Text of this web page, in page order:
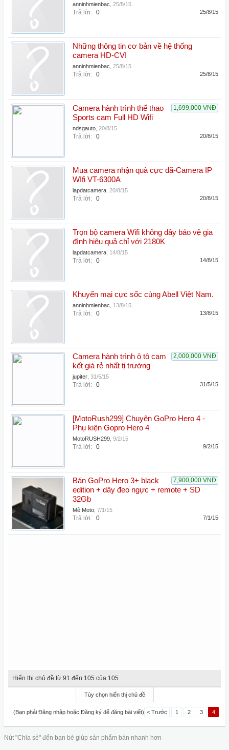
anninhmienbac 25/8/15
Trả lời: 0 25/8/15
Những thông tin cơ bản về hệ thống
camera HD-CVI
anninhmienbac 25/8/15
Trả lời: 0 25/8/15
1,699,000 VNĐ
Camera hành trình thể thao
Sports cam Full HD Wifi
ndsgauto 20/8/15
Trả lời: 0 20/8/15
Mua camera nhận quà cực đã-Camera IP
WIfi VT-6300A
lapdatcamera 20/8/15
Trả lời: 0 20/8/15
Trọn bộ camera Wifi không dây bảo vệ gia
đình hiệu quả chỉ với 2180K
lapdatcamera 14/8/15
Trả lời: 0 14/8/15
Khuyến mại cực sốc cùng Abell Việt Nam.
anninhmienbac 13/8/15
Trả lời: 0 13/8/15
2,000,000 VNĐ
Camera hành trình ô tô cam
kết giá rẻ nhất tị trường
jupiter 31/5/15
Trả lời: 0 31/5/15
[MotoRush299] Chuyên GoPro Hero 4 -
Phụ kiện Gopro Hero 4
MotoRUSH299 9/2/15
Trả lời: 0 9/2/15
7,900,000 VNĐ
Bán GoPro Hero 3+ black
edition + dây đeo ngực + remote + SD
32Gb
Mê Moto 7/1/15
Trả lời: 0 7/1/15
Hiển thị chủ đề từ 91 đến 105 của 105
Tùy chọn hiển thị chủ đề
(Bạn phải Đăng nhập hoặc Đăng ký để đăng bài viết) < Trước 1 2 3 4
Nút "Chia sẻ" đến bạn bè giúp sản phẩm bán nhanh hơn